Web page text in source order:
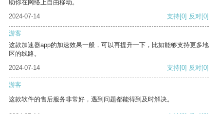
助你在网络上自由移动。
2024-07-14
支持[0] 反对[0]
游客
这款加速器app的加速效果一般，可以再提升一下，比如能够支持更多地
区的线路。
2024-07-14
支持[0] 反对[0]
游客
这款软件的售后服务非常好，遇到问题都能得到及时解决。